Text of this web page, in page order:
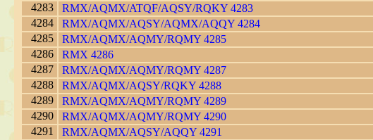
4283
RMX/AQMX/ATQF/AQSY/RQKY 4283
4284
RMX/AQMX/AQSY/AQMX/AQQY 4284
4285
RMX/AQMX/AQMY/RQMY 4285
4286
RMX 4286
4287
RMX/AQMX/AQMY/RQMY 4287
4288
RMX/AQMX/AQSY/RQKY 4288
4289
RMX/AQMX/AQMY/RQMY 4289
4290
RMX/AQMX/AQMY/RQMY 4290
4291
RMX/AQMX/AQSY/AQQY 4291